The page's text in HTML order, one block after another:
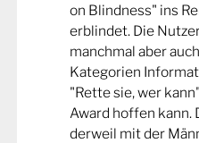
on Blindness" ins
erblindet. Die
manchmal aber
Kategorien
"Rette sie, wer
Award hoffen kann.
derweil mit der